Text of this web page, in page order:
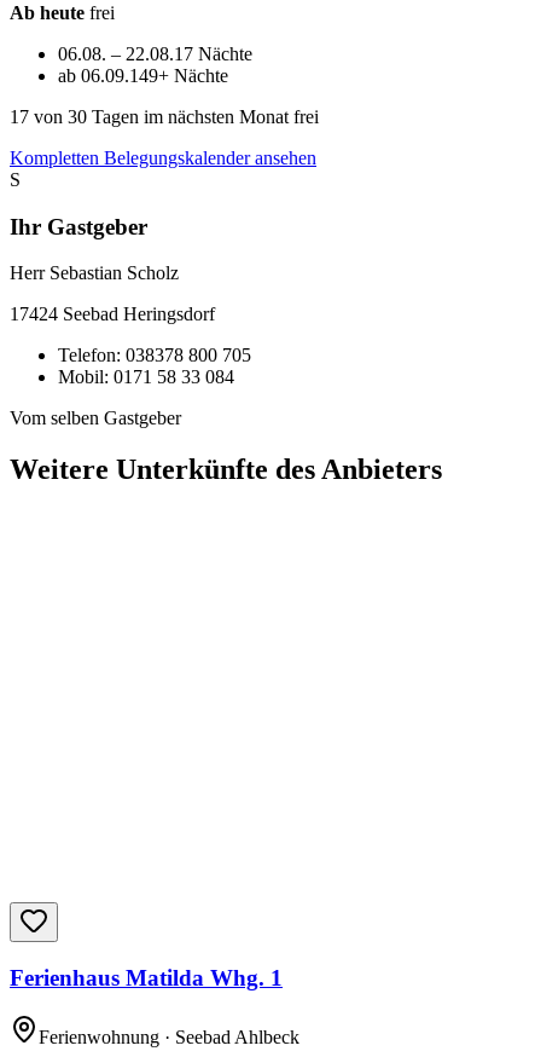
Ab heute frei
06.08. – 22.08.17 Nächte
ab 06.09.149+ Nächte
17 von 30 Tagen im nächsten Monat frei
Kompletten Belegungskalender ansehen
S
Ihr Gastgeber
Herr Sebastian Scholz
17424 Seebad Heringsdorf
Telefon: 038378 800 705
Mobil: 0171 58 33 084
Vom selben Gastgeber
Weitere Unterkünfte des Anbieters
Ferienhaus Matilda Whg. 1
Ferienwohnung · Seebad Ahlbeck